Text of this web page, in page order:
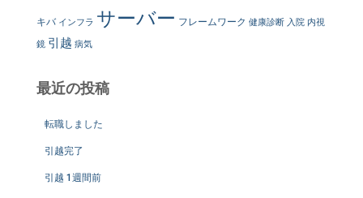
キバ インフラ サーバー フレームワーク 健康診断 入院 内視
鏡 引越 病気
最近の投稿
転職しました
引越完了
引越 1週間前